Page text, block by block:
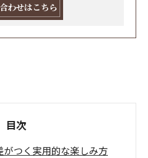
わせはこちら
目次
がつく実用的な楽しみ方